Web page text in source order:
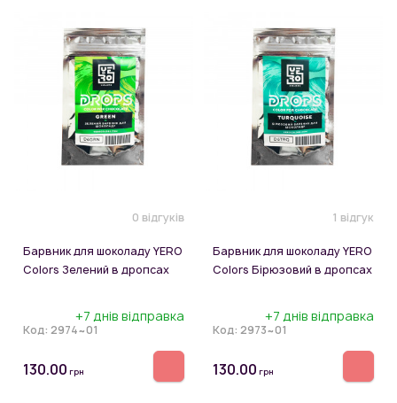
0 відгуків
Барвник для шоколаду YERO
Colors Зелений в дропсах
+7 днів відправка
Код: 2974~01
130.00 грн
1 відгук
Барвник для шоколаду YERO
Colors Бірюзовий в дропсах
+7 днів відправка
Код: 2973~01
130.00 грн